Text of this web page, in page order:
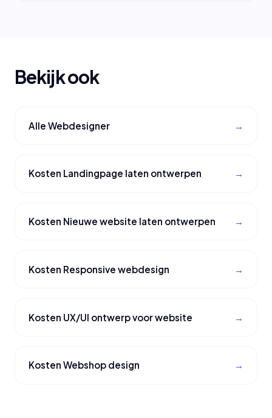
Bekijk ook
Alle Webdesigner
Kosten Landingpage laten ontwerpen
Kosten Nieuwe website laten ontwerpen
Kosten Responsive webdesign
Kosten UX/UI ontwerp voor website
Kosten Webshop design